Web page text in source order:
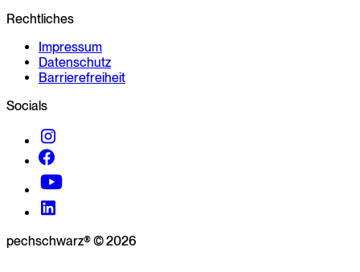
Rechtliches
Impressum
Datenschutz
Barrierefreiheit
Socials
pechschwarz® © 2026